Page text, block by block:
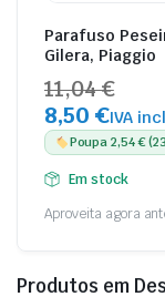
Parafuso
Gilera, Piaggio
11,04 €
8,50 €IVA
Poupa 2,54 €
Em stock
Aproveita agora
Produtos em